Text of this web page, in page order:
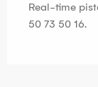
Real-time
50 73 50 16.